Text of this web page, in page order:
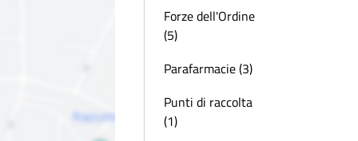
Forze dell'Ordine
(5)
Parafarmacie (3)
Punti di raccolta
(1)